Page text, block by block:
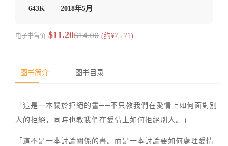
643K 2018年5月
电子书售价 $11.20$14.00 (约¥75.71)
图书简介 图书目录
「這是一本關於拒絕的書──不只教我們在愛情上如何面對別
人的拒絕，同時也教我們在愛情上如何拒絕別人。」
「這不是一本討論關係的書。而是一本討論要如何處理愛情